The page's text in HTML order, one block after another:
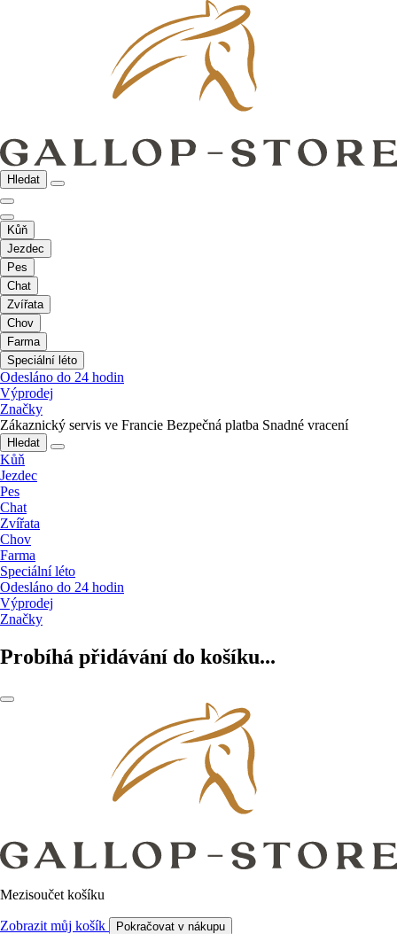
Hledat
Kůň
Jezdec
Pes
Chat
Zvířata
Chov
Farma
Speciální léto
Odesláno do 24 hodin
Výprodej
Značky
Zákaznický servis ve Francie Bezpečná platba Snadné vracení
Hledat
Kůň
Jezdec
Pes
Chat
Zvířata
Chov
Farma
Speciální léto
Odesláno do 24 hodin
Výprodej
Značky
Probíhá přidávání do košíku...
Mezisoučet košíku
Zobrazit můj košík Pokračovat v nákupu